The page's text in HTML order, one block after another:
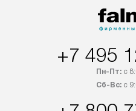
+7 495
Пн-Пт:с
Сб-Вс:с